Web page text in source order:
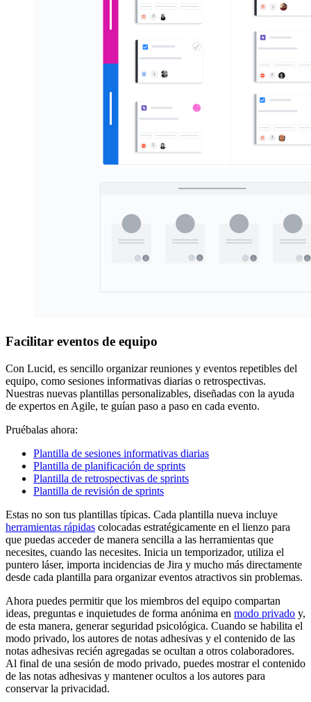
Facilitar eventos de equipo
Con Lucid, es sencillo organizar reuniones y eventos repetibles del
equipo, como sesiones informativas diarias o retrospectivas.
Nuestras nuevas plantillas personalizables, diseñadas con la ayuda
de expertos en Agile, te guían paso a paso en cada evento.
Pruébalas ahora:
Plantilla de sesiones informativas diarias
Plantilla de planificación de sprints
Plantilla de retrospectivas de sprints
Plantilla de revisión de sprints
Estas no son tus plantillas típicas. Cada plantilla nueva incluye
herramientas rápidas colocadas estratégicamente en el lienzo para
que puedas acceder de manera sencilla a las herramientas que
necesites, cuando las necesites. Inicia un temporizador, utiliza el
puntero láser, importa incidencias de Jira y mucho más directamente
desde cada plantilla para organizar eventos atractivos sin problemas.
Ahora puedes permitir que los miembros del equipo compartan
ideas, preguntas e inquietudes de forma anónima en modo privado y,
de esta manera, generar seguridad psicológica. Cuando se habilita el
modo privado, los autores de notas adhesivas y el contenido de las
notas adhesivas recién agregadas se ocultan a otros colaboradores.
Al final de una sesión de modo privado, puedes mostrar el contenido
de las notas adhesivas y mantener ocultos a los autores para
conservar la privacidad.